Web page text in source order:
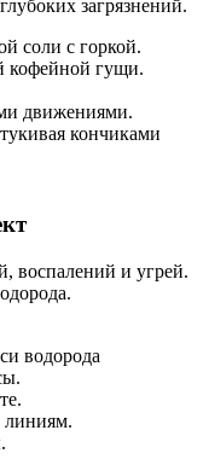
загрязнений.
соли с горкой.
кофейной гущи.
движениями.
кончиками
воспалений и угрей.
водорода
линиям.